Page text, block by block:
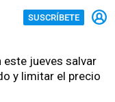
SUSCRÍBETE
este jueves salvar
y limitar el precio